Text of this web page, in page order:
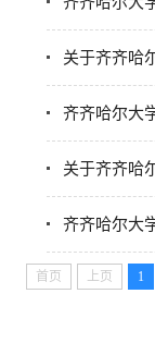
关于齐齐哈尔大学
齐齐哈尔大学2026年
关于齐齐哈尔大学2026
齐齐哈尔大学2026年上半
首页 上页 1